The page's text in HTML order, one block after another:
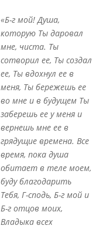
«Б-г мой! Душа,
которую Ты даровал
мне, чиста. Ты
сотворил ее, Ты создал
ее, Ты вдохнул ее в
меня, Ты бережешь ее
во мне и в будущем Ты
заберешь ее у меня и
вернешь мне ее в
грядущие времена. Все
время, пока душа
обитает в теле моем,
буду благодарить
Тебя, Г-сподь, Б-г мой и
Б-г отцов моих,
Владыка всех